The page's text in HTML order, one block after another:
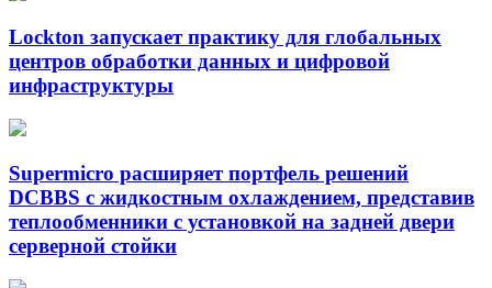
Lockton запускает практику для глобальных
центров обработки данных и цифровой
инфраструктуры
Supermicro расширяет портфель решений
DCBBS с жидкостным охлаждением, представив
теплообменники с установкой на задней двери
серверной стойки